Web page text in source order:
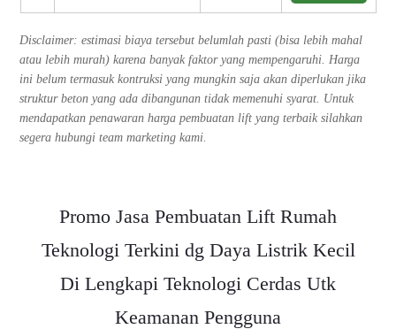
Disclaimer: estimasi biaya tersebut belumlah pasti (bisa lebih mahal
atau lebih murah) karena banyak faktor yang mempengaruhi. Harga
ini belum termasuk kontruksi yang mungkin saja akan diperlukan jika
struktur beton yang ada dibangunan tidak memenuhi syarat. Untuk
mendapatkan penawaran harga pembuatan lift yang terbaik silahkan
segera hubungi team marketing kami.
Promo Jasa Pembuatan Lift Rumah
Teknologi Terkini dg Daya Listrik Kecil
Di Lengkapi Teknologi Cerdas Utk
Keamanan Pengguna